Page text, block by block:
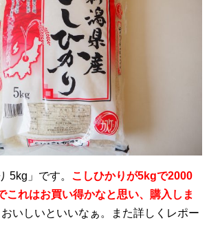
5kg」です。 こしひかりが5kgで2000
これはお買い得かなと思い、購入しま
いしいといいなぁ。また詳しくレポー